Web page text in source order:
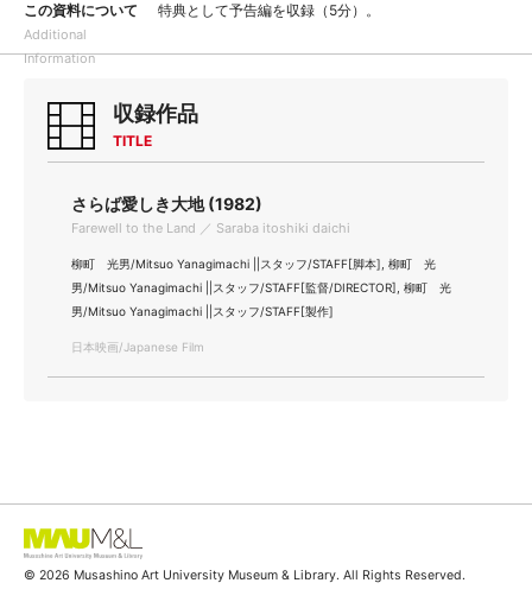
この資料について
Additional
Information
特典として予告編を収録（5分）。
収録作品
TITLE
さらば愛しき大地 (1982)
Farewell to the Land ／ Saraba itoshiki daichi
柳町 光男/Mitsuo Yanagimachi ||スタッフ/STAFF[脚本], 柳町 光
男/Mitsuo Yanagimachi ||スタッフ/STAFF[監督/DIRECTOR], 柳町 光
男/Mitsuo Yanagimachi ||スタッフ/STAFF[製作]
日本映画/Japanese Film
© 2026 Musashino Art University Museum & Library. All Rights Reserved.